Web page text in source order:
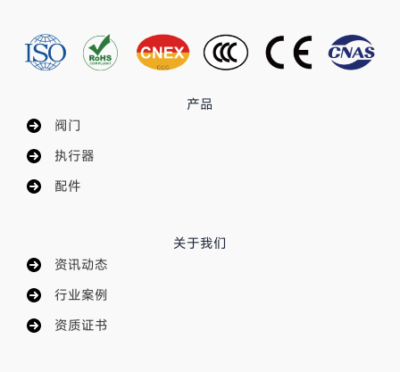
产品
阀门
执行器
配件
关于我们
资讯动态
行业案例
资质证书